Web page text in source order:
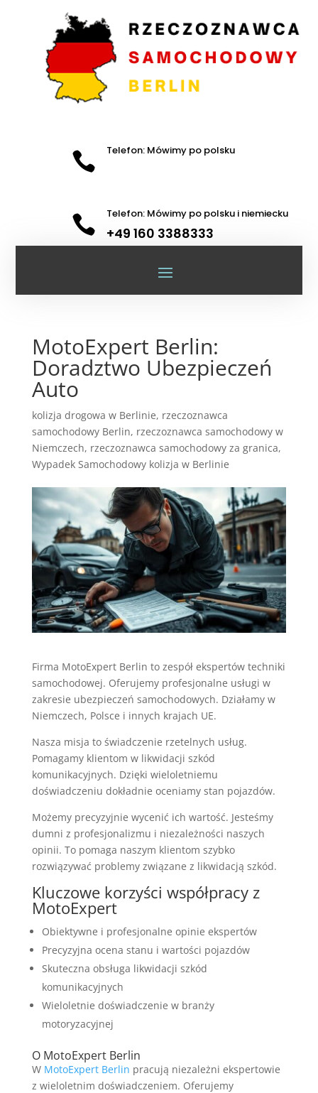
 Telefon: Mówimy po polsku
 Telefon: Mówimy po polsku i niemiecku
+49 160 3388333
MotoExpert Berlin:
Doradztwo Ubezpieczeń
Auto
kolizja drogowa w Berlinie, rzeczoznawca
samochodowy Berlin, rzeczoznawca samochodowy w
Niemczech, rzeczoznawca samochodowy za granica,
Wypadek Samochodowy kolizja w Berlinie
Firma MotoExpert Berlin to zespół ekspertów techniki
samochodowej. Oferujemy profesjonalne usługi w
zakresie ubezpieczeń samochodowych. Działamy w
Niemczech, Polsce i innych krajach UE.
Nasza misja to świadczenie rzetelnych usług.
Pomagamy klientom w likwidacji szkód
komunikacyjnych. Dzięki wieloletniemu
doświadczeniu dokładnie oceniamy stan pojazdów.
Możemy precyzyjnie wycenić ich wartość. Jesteśmy
dumni z profesjonalizmu i niezależności naszych
opinii. To pomaga naszym klientom szybko
rozwiązywać problemy związane z likwidacją szkód.
Kluczowe korzyści współpracy z
MotoExpert
Obiektywne i profesjonalne opinie ekspertów
Precyzyjna ocena stanu i wartości pojazdów
Skuteczna obsługa likwidacji szkód
komunikacyjnych
Wieloletnie doświadczenie w branży
motoryzacyjnej
O MotoExpert Berlin
W MotoExpert Berlin pracują niezależni ekspertowie
z wieloletnim doświadczeniem. Oferujemy